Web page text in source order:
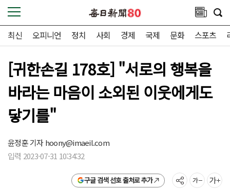
최신 오피니언 정치 사회 경제 국제 문화 스포츠
[귀한손길 178호] "서로의 행복을
바라는 마음이 소외된 이웃에게도
닿기를"
윤정훈 기자hoony@imaeil.com
입력 2023-07-31 10:34:32
구글 검색 선호 출처로 추가